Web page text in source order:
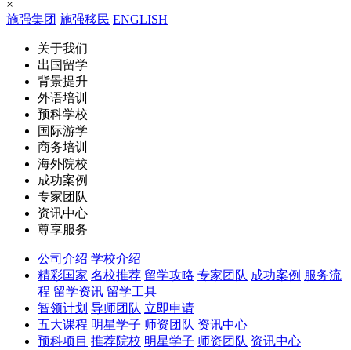
×
施强集团 施强移民 ENGLISH
关于我们
出国留学
背景提升
外语培训
预科学校
国际游学
商务培训
海外院校
成功案例
专家团队
资讯中心
尊享服务
公司介绍 学校介绍
精彩国家 名校推荐 留学攻略 专家团队 成功案例 服务流
程 留学资讯 留学工具
智领计划 导师团队 立即申请
五大课程 明星学子 师资团队 资讯中心
预科项目 推荐院校 明星学子 师资团队 资讯中心